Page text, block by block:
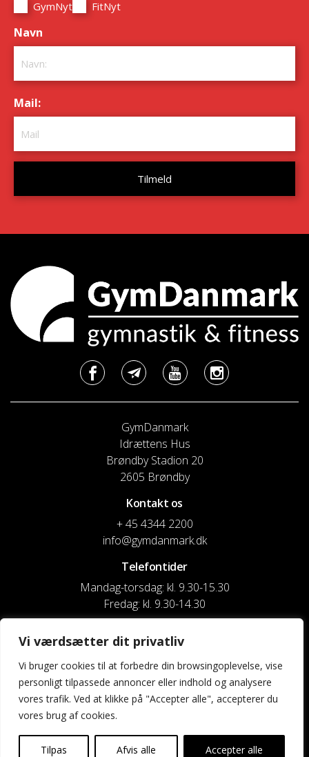
Vi værdsætter dit privatliv
Vi bruger cookies til at forbedre din browsingoplevelse, vise
personligt tilpassede annoncer eller indhold og analysere
vores trafik. Ved at klikke på "Accepter alle", accepterer du
vores brug af cookies.
Tilpas Afvis alle Accepter alle
GymNyt FitNyt
Navn
Mail:
GymDanmark
Idrættens Hus
Brøndby Stadion 20
2605 Brøndby
Kontakt os
+ 45 4344 2200
info@gymdanmark.dk
Telefontider
Mandag-torsdag: kl. 9.30-15.30
Fredag: kl. 9.30-14.30
CVR nr. 20916818
Reg. & Kontonr.: 4180 3119119022
Privatlivspolitik og cookies
Kontakt os